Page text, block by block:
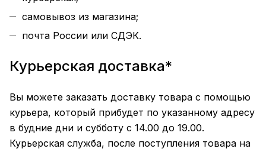
самовывоз из магазина;
почта России или СДЭК.
Курьерская доставка*
Вы можете заказать доставку товара с помощью
курьера, который прибудет по указанному адресу
в будние дни и субботу с 14.00 до 19.00.
Курьерская служба, после поступления товара на